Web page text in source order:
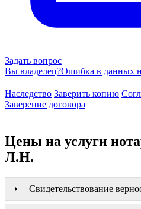
Задать вопрос
Вы владелец?Ошибка в данных
Наследство Заверить копию
Заверение договора
Цены на услуги
Л.Н.
Свидетельствование